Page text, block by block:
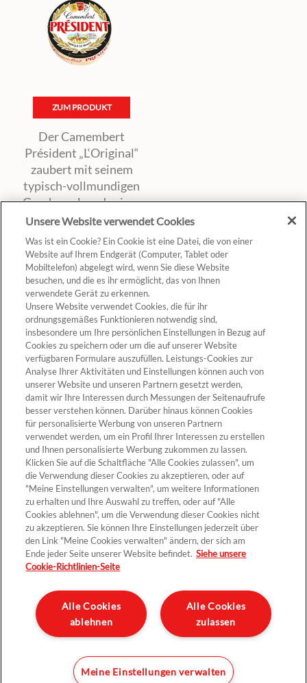
ZUM PRODUKT
Der Camembert
Président „L‘Original“
zaubert mit seinem
typisch-vollmundigen
Geschmack und seiner
cremigen Konsistenz
original französischen
Camembert-Genuss
auf jeden Tisch und
darf auf keiner
Käseplatte fehlen.
Cookie-Einstellungen
Kontakt >
Datenschutz
Impressum und rechtliche Hinweise
Sitemap
Unternehmen
Unsere Website verwendet Cookies
Was ist ein Cookie? Ein Cookie ist eine Datei, die von einer
Website auf Ihrem Endgerät (Computer, Tablet oder
Mobiltelefon) abgelegt wird, wenn Sie diese Website
besuchen, und die es ihr ermöglicht, das von Ihnen
verwendete Gerät zu erkennen.
Unsere Website verwendet Cookies, die für ihr
ordnungsgemäßes Funktionieren notwendig sind,
insbesondere um Ihre persönlichen Einstellungen in Bezug auf
Cookies zu speichern oder um die auf unserer Website
verfügbaren Formulare auszufüllen. Leistungs-Cookies zur
Analyse Ihrer Aktivitäten und Einstellungen können auch von
unserer Website und unseren Partnern gesetzt werden,
damit wir Ihre Interessen durch Messungen der Seitenaufrufe
besser verstehen können. Darüber hinaus können Cookies
für personalisierte Werbung von unseren Partnern
verwendet werden, um ein Profil Ihrer Interessen zu erstellen
und Ihnen personalisierte Werbung zukommen zu lassen.
Klicken Sie auf die Schaltfläche "Alle Cookies zulassen", um
die Verwendung dieser Cookies zu akzeptieren, oder auf
"Meine Einstellungen verwalten", um weitere Informationen
zu erhalten und Ihre Auswahl zu treffen, oder auf "Alle
Cookies ablehnen", um die Verwendung dieser Cookies nicht
zu akzeptieren. Sie können Ihre Einstellungen jederzeit über
den Link "Meine Cookies verwalten" ändern, der sich am
Ende jeder Seite unserer Website befindet. Siehe unsere
Cookie-Richtlinien-Seite
Alle Cookies
zulassen
Alle Cookies
ablehnen
Meine Einstellungen verwalten